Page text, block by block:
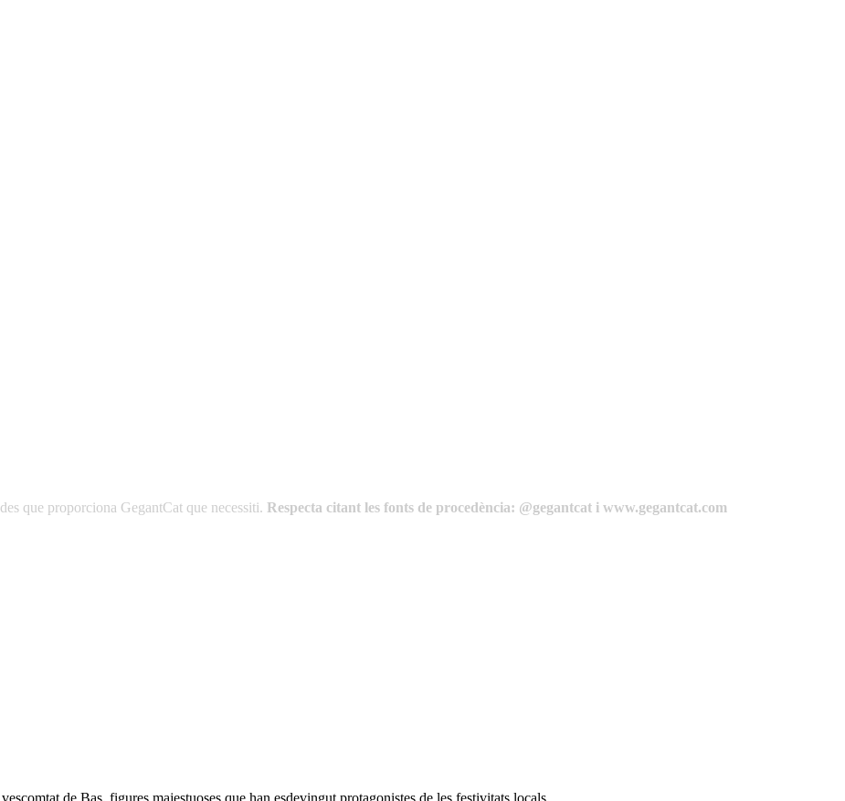
que proporciona GegantCat que necessiti. Respecta citant les fonts de procedència: @gegantcat i www.gegantcat.com
de Bas, figures majestuoses que han esdevingut protagonistes de les festivitats locals.